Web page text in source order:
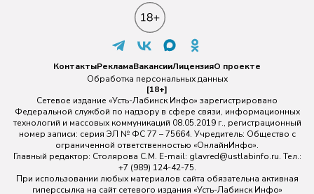
КонтактыРекламаВакансииЛицензияО проекте
Обработка персональных данных
[18+]
Сетевое издание «Усть-Лабинск Инфо» зарегистрировано
Федеральной службой по надзору в сфере связи, информационных
технологий и массовых коммуникаций 08.05.2019 г., регистрационный
номер записи: серия ЭЛ № ФС 77 – 75664. Учредитель: Общество с
ограниченной ответственностью «ОнлайнИнфо».
Главный редактор: Столярова С.М. E-mail: glavred@ustlabinfo.ru. Тел.:
+7 (989) 124-42-75.
При использовании любых материалов сайта обязательна активная
гиперссылка на сайт сетевого издания «Усть-Лабинск Инфо»